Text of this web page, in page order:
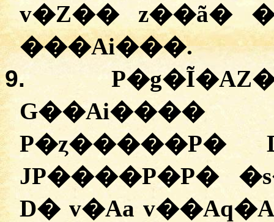
v�Z��
z��ã�
���Ai���.
9.
G��Ai����
P�ȥ�����P�
JP����P�P��
D� v�Aa v��Aq�A